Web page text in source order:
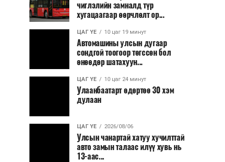
чиглэлийн замналд түр
хугацаагаар өөрчлөлт ор...
ЦАГ ҮЕ 10 цаг 19 минут
Автомашины улсын дугаар
сондгой тоогоор төгссөн бол
өнөөдөр шатахуун...
ЦАГ ҮЕ 10 цаг 24 минут
Улаанбаатарт өдөртөө 30 хэм
дулаан
ЦАГ ҮЕ 2026/08/06
Улсын чанартай хатуу хучилттай
авто замын талаас илүү хувь нь
13-аас...